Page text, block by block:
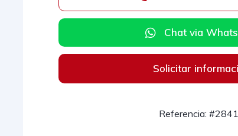
Chat via
Solicitar
Referencia: